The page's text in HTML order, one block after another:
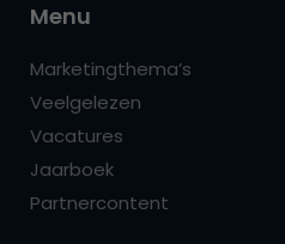
Menu
Marketingthema’s
Veelgelezen
Vacatures
Jaarboek
Partnercontent